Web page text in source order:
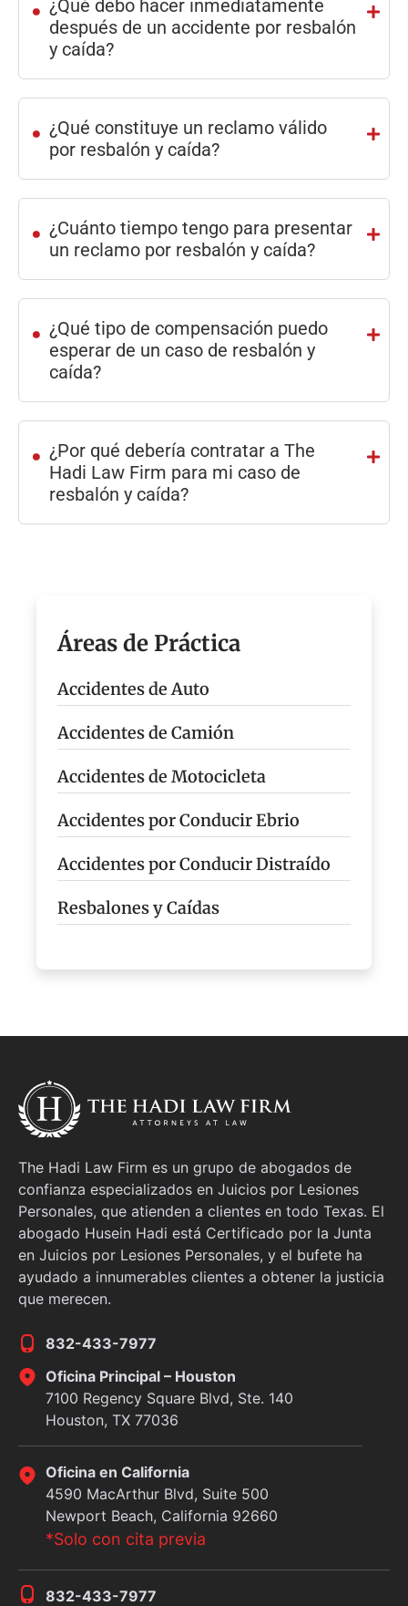
¿Qué debo hacer inmediatamente
después de un accidente por resbalón
y caída?
. ¿Qué constituye un reclamo válido
por resbalón y caída?
. ¿Cuánto tiempo tengo para presentar
un reclamo por resbalón y caída?
. ¿Qué tipo de compensación puedo
esperar de un caso de resbalón y
caída?
. ¿Por qué debería contratar a The
Hadi Law Firm para mi caso de
resbalón y caída?
Áreas de Práctica
Accidentes de Auto
Accidentes de Camión
Accidentes de Motocicleta
Accidentes por Conducir Ebrio
Accidentes por Conducir Distraído
Resbalones y Caídas
The Hadi Law Firm es un grupo de abogados de
confianza especializados en Juicios por Lesiones
Personales, que atienden a clientes en todo Texas. El
abogado Husein Hadi está Certificado por la Junta
en Juicios por Lesiones Personales, y el bufete ha
ayudado a innumerables clientes a obtener la justicia
que merecen.
832-433-7977
Oficina Principal – Houston
7100 Regency Square Blvd, Ste. 140
Houston, TX 77036
Oficina en California
4590 MacArthur Blvd, Suite 500
Newport Beach, California 92660
*Solo con cita previa
832-433-7977